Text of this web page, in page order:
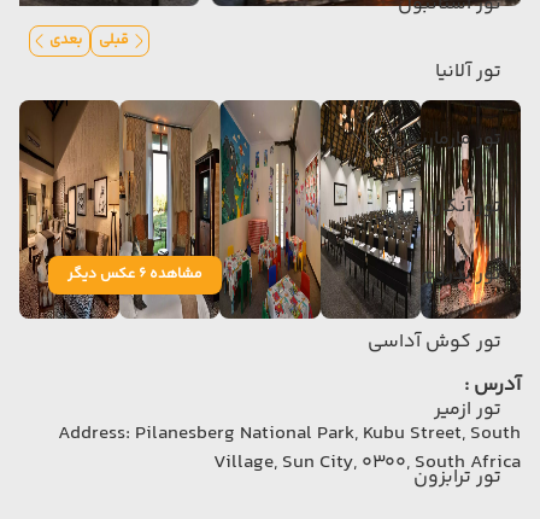
تور آلانیا
تور مارماریس
تور آنکارا
تور بدروم
تور کوش آداسی
تور ازمیر
تور ترابزون
قبلی بعدی
مشاهده 6 عکس دیگر
آدرس :
Address: Pilanesberg National Park, Kubu Street, South
Village, Sun City, 0300, South Africa